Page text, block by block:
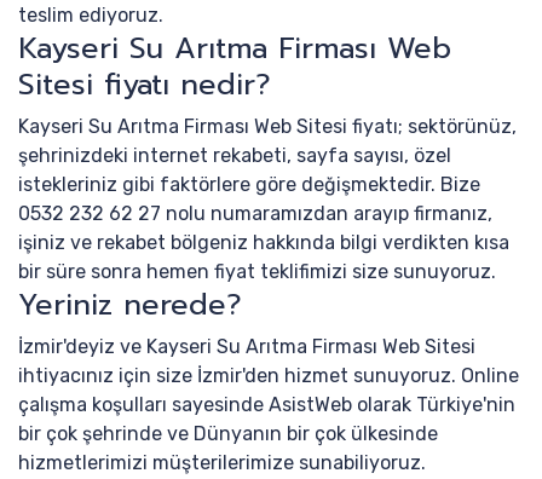
teslim ediyoruz.
Kayseri Su Arıtma Firması Web
Sitesi fiyatı nedir?
Kayseri Su Arıtma Firması Web Sitesi fiyatı; sektörünüz,
şehrinizdeki internet rekabeti, sayfa sayısı, özel
istekleriniz gibi faktörlere göre değişmektedir. Bize
0532 232 62 27 nolu numaramızdan arayıp firmanız,
işiniz ve rekabet bölgeniz hakkında bilgi verdikten kısa
bir süre sonra hemen fiyat teklifimizi size sunuyoruz.
Yeriniz nerede?
İzmir'deyiz ve Kayseri Su Arıtma Firması Web Sitesi
ihtiyacınız için size İzmir'den hizmet sunuyoruz. Online
çalışma koşulları sayesinde AsistWeb olarak Türkiye'nin
bir çok şehrinde ve Dünyanın bir çok ülkesinde
hizmetlerimizi müşterilerimize sunabiliyoruz.